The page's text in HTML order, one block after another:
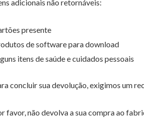
adicionais não retornáveis:
presente
de software para download
itens de saúde e cuidados pessoais
concluir sua devolução, exigimos um
favor, não devolva a sua compra ao